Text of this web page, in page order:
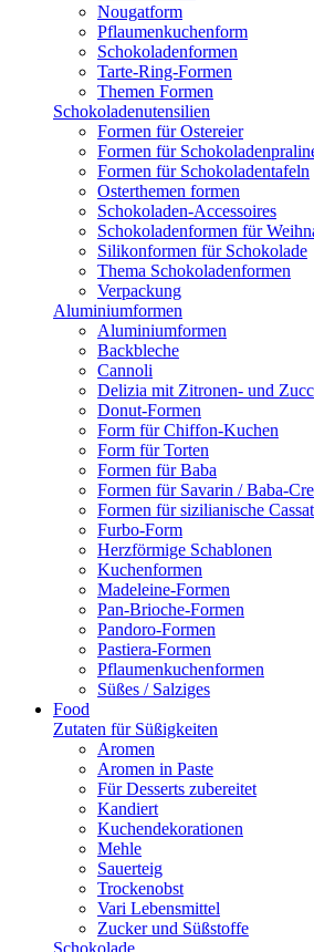
Nougatform
Pflaumenkuchenform
Schokoladenformen
Tarte-Ring-Formen
Themen Formen
Schokoladenutensilien
Formen für Ostereier
Formen für
Formen für Schokoladentafeln
Osterthemen formen
Schokoladen-Accessoires
Schokoladenformen für
Silikonformen für Schokolade
Thema Schokoladenformen
Verpackung
Aluminiumformen
Aluminiumformen
Backbleche
Cannoli
Delizia mit Zitronen- und
Donut-Formen
Form für Chiffon-Kuchen
Form für Torten
Formen für Baba
Formen für Savarin / Baba-
Formen für sizilianische
Furbo-Form
Herzförmige Schablonen
Kuchenformen
Madeleine-Formen
Pan-Brioche-Formen
Pandoro-Formen
Pastiera-Formen
Pflaumenkuchenformen
Süßes / Salziges
Food
Zutaten für Süßigkeiten
Aromen
Aromen in Paste
Für Desserts zubereitet
Kandiert
Kuchendekorationen
Mehle
Sauerteig
Trockenobst
Vari Lebensmittel
Zucker und Süßstoffe
Schokolade